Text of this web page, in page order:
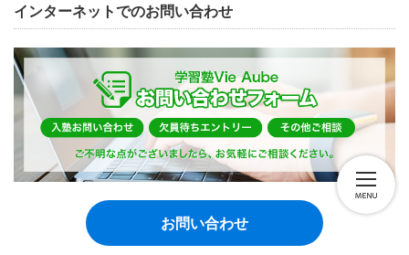
インターネットでのお問い合わせ
お問い合わせ